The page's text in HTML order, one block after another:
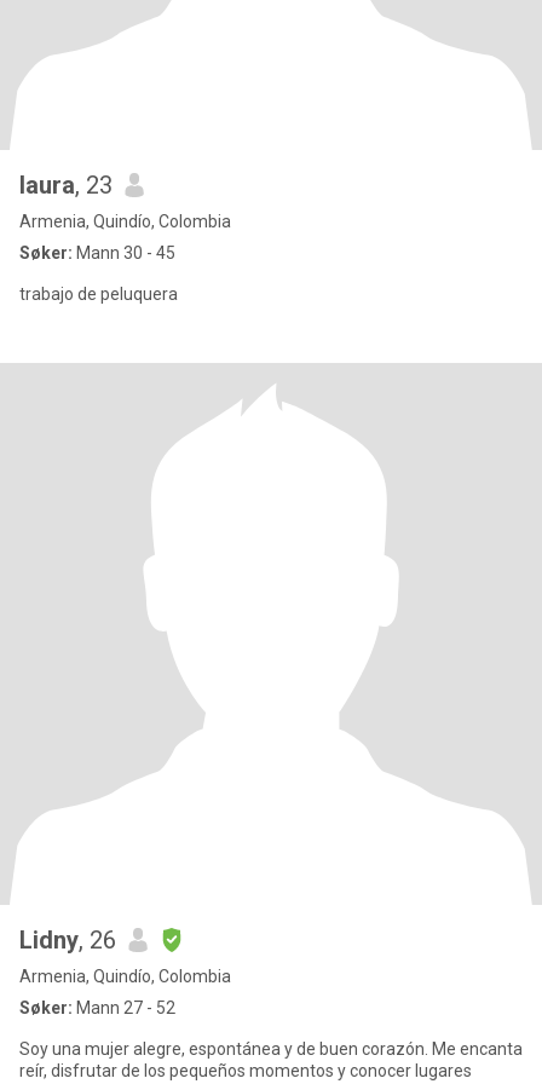
laura, 23
Armenia, Quindío, Colombia
Søker: Mann 30 - 45
trabajo de peluquera
Lidny, 26
Armenia, Quindío, Colombia
Søker: Mann 27 - 52
Soy una mujer alegre, espontánea y de buen corazón. Me encanta
reír, disfrutar de los pequeños momentos y conocer lugares